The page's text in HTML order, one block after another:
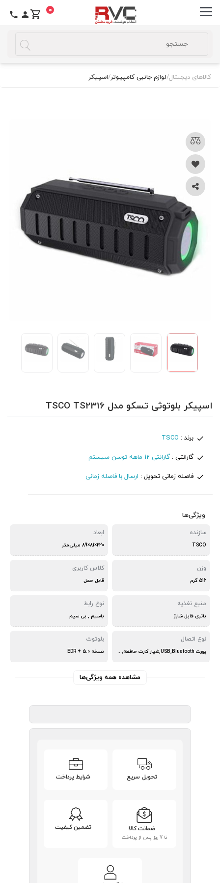
0
کالاهای دیجیتال/لوازم جانبی کامپیوتر/اسپیکر
اسپیکر بلوتوثی تسکو مدل TSCO TS2316
برند : TSCO
گارانتی :گارانتی 12 ماهه توسن سیستم
فاصله زمانی تحویل : ارسال با فاصله زمانی
ویژگی‌ها
سازنده
TSCO
ابعاد
220×81×89 میلی‌متر
وزن
516 گرم
کلاس کاربری
قابل حمل
منبع تغذیه
باتری قابل شارژ
نوع رابط
باسیم , بی سیم
نوع اتصال
پورت USB,Bluetooth,شیار کارت حافظه,جک 3.5 میلی‌متری
بلوتوث
نسخه 5.0 + EDR
مشاهده همه ویژگی‌ها
تحویل سریع شرایط پرداخت
ضمانت کالا
تا 7 روز پس از پرداخت
تضمین کیفیت